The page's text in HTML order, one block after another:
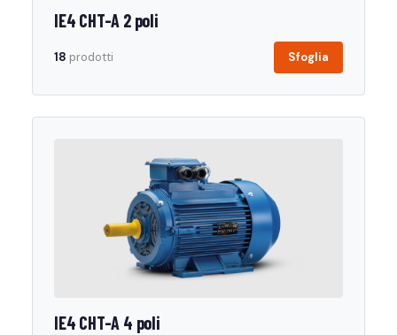
IE4 CHT-A 2 poli
18 prodotti Sfoglia
IE4 CHT-A 4 poli